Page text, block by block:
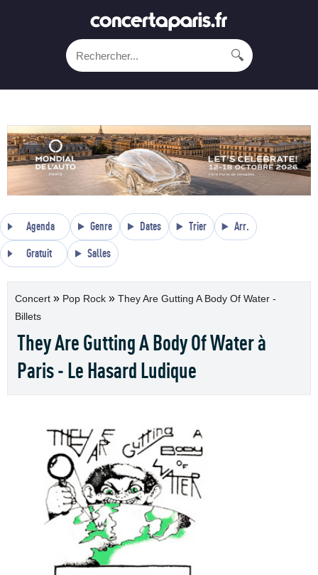
🔍
Agenda Genre Dates Trier Arr.
Gratuit Salles
Concert » Pop Rock » They Are Gutting A Body Of Water -
Billets
They Are Gutting A Body Of Water à
Paris - Le Hasard Ludique